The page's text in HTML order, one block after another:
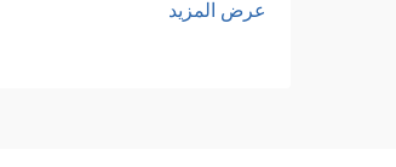
الشبكات الواسعة. وهذه الأجهزة
عرض المزيد